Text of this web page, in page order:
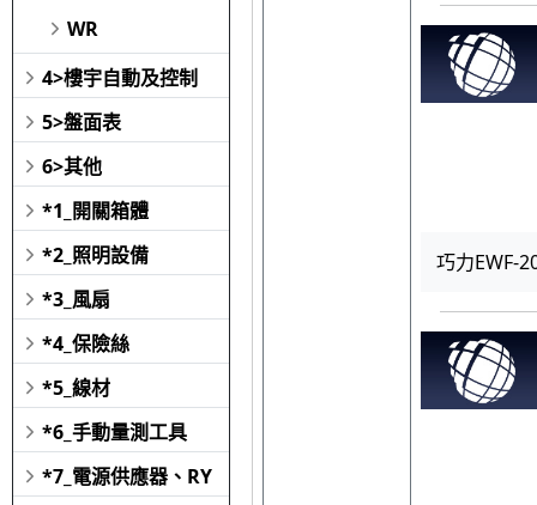
WR
4>樓宇自動及控制
5>盤面表
6>其他
*1_開關箱體
*2_照明設備
*3_風扇
*4_保險絲
*5_線材
*6_手動量測工具
*7_電源供應器、RY
巧力EWF-